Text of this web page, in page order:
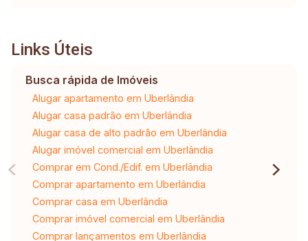
Links Úteis
Busca rápida de Imóveis
Alugar apartamento em Uberlândia
Alugar casa padrão em Uberlândia
Alugar casa de alto padrão em Uberlândia
Alugar imóvel comercial em Uberlândia
Comprar em Cond./Edif. em Uberlândia
Comprar apartamento em Uberlândia
Comprar casa em Uberlândia
Comprar imóvel comercial em Uberlândia
Comprar lançamentos em Uberlândia